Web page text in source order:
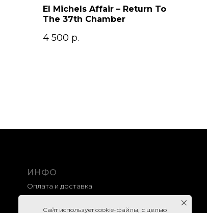
El Michels Affair – Return To
The 37th Chamber
4 500 р.
ИНФО
Оплата и доставка
Caйт иcпoльзуeтcookie-фaйлы, с целью